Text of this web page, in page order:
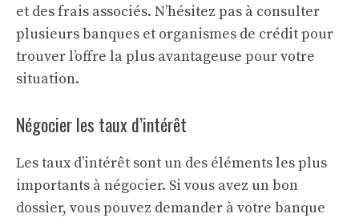
et des frais associés. N’hésitez pas à consulter
plusieurs banques et organismes de crédit pour
trouver l’offre la plus avantageuse pour votre
situation.
Négocier les taux d’intérêt
Les taux d’intérêt sont un des éléments les plus
importants à négocier. Si vous avez un bon
dossier, vous pouvez demander à votre banque